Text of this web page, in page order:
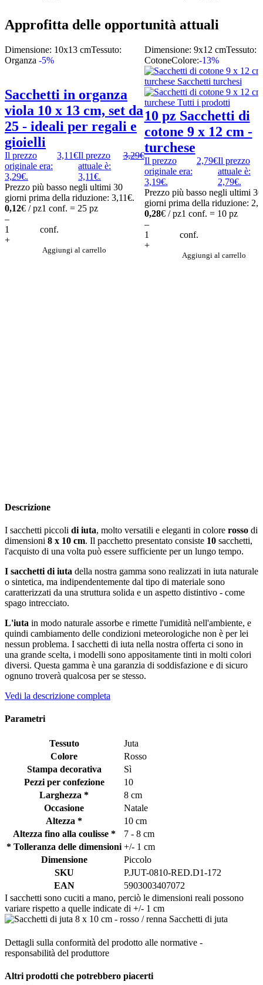
Approfitta delle opportunità attuali
Dimensione: 10x13 cmTessuto:
Organza -5%
Sacchetti in organza
viola 10 x 13 cm, set da
25 - ideali per regali e
gioielli
3,29€
Il prezzo
originale era:
3,29€.
3,11€Il prezzo
attuale è:
3,11€.
Prezzo più basso negli ultimi 30
giorni prima della riduzione: 3,11€.
0,12€ / pz1 conf. = 25 pz
–
conf.
+
Aggiungi al carrello
Dimensione: 9x12 cmTessuto:
CotoneColore:-13%
10 pz Sacchetti di
cotone 9 x 12 cm -
turchese
Il prezzo
originale era:
3,19€.
2,79€Il prezzo
attuale è:
2,79€.
Prezzo più basso negli ultimi 30
giorni prima della riduzione:
0,28€ / pz1 conf. = 10 pz
–
conf.
+
Aggiungi al carrello
Descrizione
I sacchetti piccoli di iuta, molto versatili e eleganti in colore rosso di
dimensioni 8 x 10 cm. Il pacchetto presentato consiste 10 sacchetti,
l'acquisto di una volta può essere sufficiente per un lungo tempo.
I sacchetti di iuta della nostra gamma sono realizzati in iuta naturale
o sintetica, ma indipendentemente dal tipo di materiale sono
caratterizzati da una struttura solida e un aspetto distintivo - come
spago intrecciato.
L'iuta in modo naturale assorbe e rimette l'umidità nell'ambiente, e
quindi cambiamento delle condizioni meteorologiche non è per lei
nessun problema. I sacchetti di iuta nella nostra offerta ci sono in
una grande scelta, i modelli sono appositamente tinti in molti colori
diversi. Questa gamma è una garanzia di soddisfazione e di sicuro
ognuno troverà qualcosa per se stesso.
Vedi la descrizione completa
Parametri
Tessuto
Juta
Colore
Rosso
Stampa decorativa
Sì
Pezzi per confezione
10
Larghezza *
8 cm
Occasione
Natale
Altezza *
10 cm
Altezza fino alla coulisse *
7 - 8 cm
* Tolleranza delle dimensioni +/- 1 cm
Dimensione
Piccolo
SKU
P.JUT-0810-RED.D1-172
EAN
5903003407072
I sacchetti sono cuciti a mano, perciò le dimensioni reali possono
variare rispetto a quelle indicate di +/- 1 cm
Dettagli sulla conformità del prodotto alle normative -
responsabilità del produttore
Altri prodotti che potrebbero piacerti